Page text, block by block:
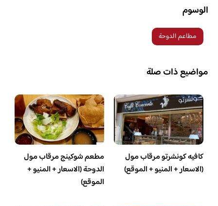
الوسوم
مطاعم الدوحة
مواضيع ذات صلة
كافيه كونشرتو مرقاب مول
(الاسعار + المنيو + الموقع)
مطعم شوكينج مرقاب مول
الدوحة (الاسعار + المنيو +
الموقع)